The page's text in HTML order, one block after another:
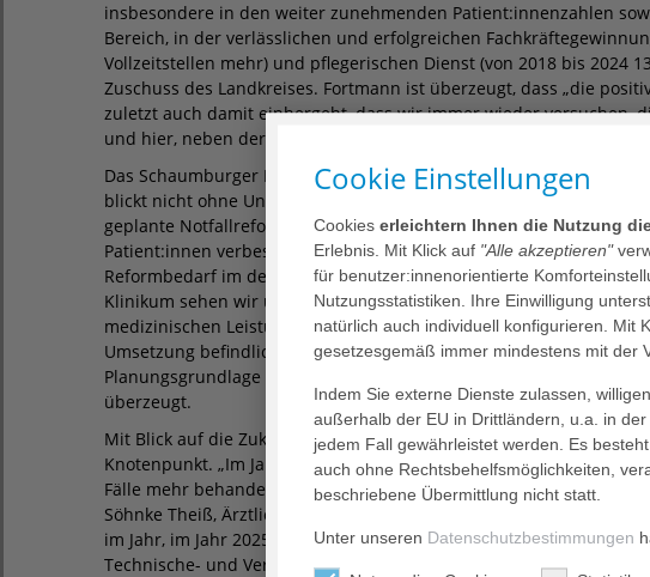
insbesondere in den weiter zunehmenden Patient:innenzahlen
Bereich, in der verlässlichen und erfolgreichen
Vollzeitstellen mehr) und pflegerischen Dienst (von 2018 bis 2024
Zuschuss des Landkreises. Fortmann ist überzeugt, dass „die
zuletzt auch damit einhergeht, dass wir immer wieder versuchen,
und hier, neben der Zufriedenheit aller Mitarbeiter:innen, einen
Das Schaumburger Klinikum steht jedoch, wie alle Kliniken
blickt nicht ohne Unsicherheiten auf das
geplante Notfallreform. Beide Gesetzesvorhaben sollen am Ende
Patient:innen verbessern, doch an vielen Punkten gibt es noch
Reformbedarf im deutschen Gesundheitswesen, speziell im
Klinikum sehen wir uns gut aufgestellt, besonders mit Blick auf
medizinischen Leistungen auch extern bestätigen. Allerdings
Umsetzung befindlichen Gesetze und Reformen noch keinerlei
Planungsgrundlage und auch keine Hoffnung auf den so dringend
überzeugt.
Mit Blick auf die Zukunft ist unter anderem die Zentrale
Knotenpunkt. „Im Jahr 2024 hat unser Personal im Vergleich zum
Fälle mehr behandelt (32.942 im Jahr 2023 zu 35.741 im Jahr
Söhnke Theiß, Ärztlicher Direktor gemeinsam. „Ursprünglich
im Jahr, im Jahr 2025 werden wir wahrscheinlich schon bei 38.000
Technische- und Verwaltungsdirektor Dirk Hahne. Eine engere
Cookie Einstellungen
Cookies erleichtern Ihnen die Nutzung
Erlebnis. Mit Klick auf "Alle akzeptieren"
für benutzer:innenorientierte
Nutzungsstatistiken. Ihre Einwilligung
natürlich auch individuell konfigurieren. Mit
gesetzesgemäß immer mindestens mit der
Indem Sie externe Dienste zulassen,
außerhalb der EU in Drittländern, u.a. in
jedem Fall gewährleistet werden. Es
auch ohne Rechtsbehelfsmöglichkeiten,
beschriebene Übermittlung nicht statt.
Unter unseren Datenschutzbestimmungen